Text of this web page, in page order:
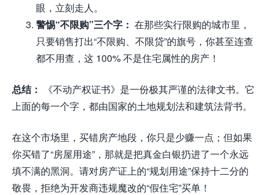
眼，立刻走人。
警惕“不限购”三个字： 在那些实行限购的城市里，
只要销售打出“不限购、不限贷”的旗号，你甚至连查
都不用查，这 100% 不是住宅属性的房产！
总结：
《不动产权证书》是一份极其严谨的法律文书。它
上面的每一个字，都由国家的土地规划法和建筑法背书。
在这个市场里，买错房产地段，你只是少赚一点；但如果
你买错了“房屋用途”，那就是把真金白银扔进了一个永远
填不满的黑洞。请对房产证上的“规划用途”保持十二分的
敬畏，拒绝为开发商违规魔改的“假住宅”买单！